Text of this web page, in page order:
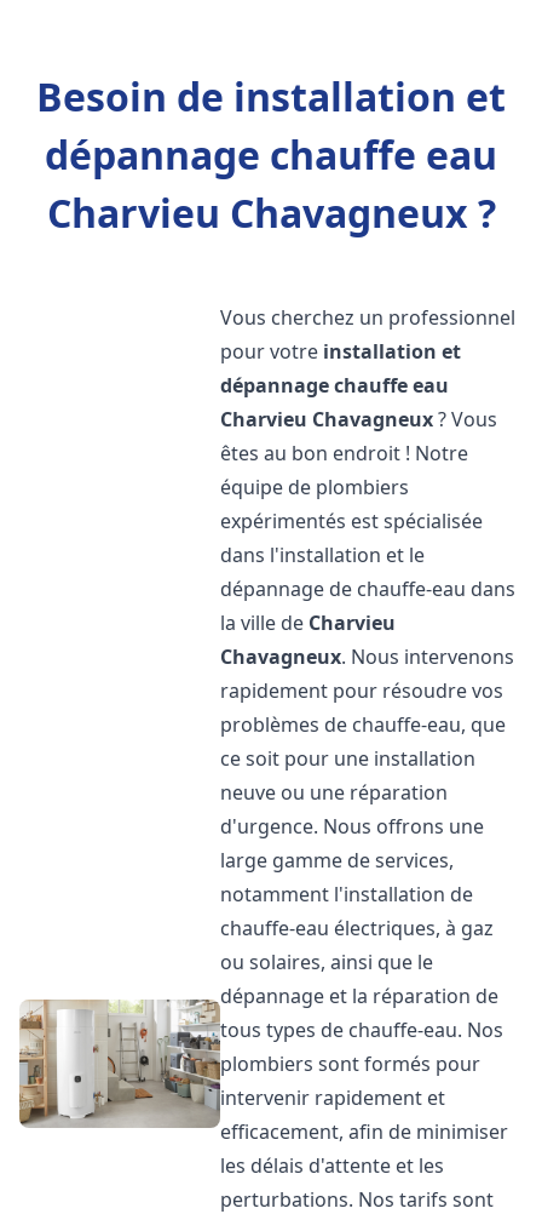
Besoin de installation et
dépannage chauffe eau
Charvieu Chavagneux ?
Vous cherchez un professionnel
pour votre installation et
dépannage chauffe eau
Charvieu Chavagneux? Vous
êtes au bon endroit ! Notre
équipe de plombiers
expérimentés est spécialisée
dans l'installation et le
dépannage de chauffe-eau dans
la ville de Charvieu
Chavagneux. Nous intervenons
rapidement pour résoudre vos
problèmes de chauffe-eau, que
ce soit pour une installation
neuve ou une réparation
d'urgence. Nous offrons une
large gamme de services,
notamment l'installation de
chauffe-eau électriques, à gaz
ou solaires, ainsi que le
dépannage et la réparation de
tous types de chauffe-eau. Nos
plombiers sont formés pour
intervenir rapidement et
efficacement, afin de minimiser
les délais d'attente et les
perturbations. Nos tarifs sont